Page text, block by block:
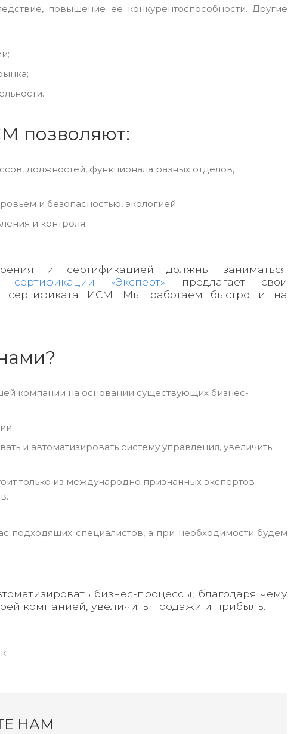
повышение ее конкурентоспособности. Другие
позволяют:
должностей, функционала разных отделов,
и безопасностью, экологией;
и контроля.
и сертификацией должны заниматься
«Эксперт» предлагает свои
сертификата ИСМ. Мы работаем быстро и на
компании на основании существующих бизнес-
и автоматизировать систему управления, увеличить
только из международно признанных экспертов –
подходящих специалистов, а при необходимости будем
бизнес-процессы, благодаря чему
компанией, увеличить продажи и прибыль.
НАМ